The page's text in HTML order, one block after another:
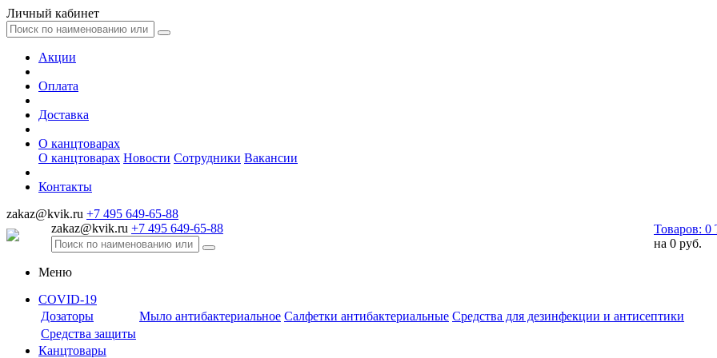
Личный кабинет
Акции
Оплата
Доставка
О канцтоварах
О канцтоварах Новости Сотрудники Вакансии
Контакты
zakaz@kvik.ru +7 495 649-65-88
zakaz@kvik.ru +7 495 649-65-88 Товаров: 0
на 0 руб.
Меню
COVID-19
Дозаторы
Мыло антибактериальное Салфетки антибактериальные Средства для дезинфекции и антисептики
Средства защиты
Канцтовары